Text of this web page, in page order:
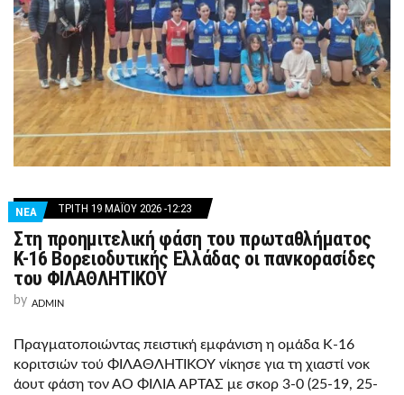
ΝΕΑ ΤΡΊΤΗ 19 ΜΑΪ́ΟΥ 2026 -12:23
Στη προημιτελική φάση του πρωταθλήματος
Κ-16 Βορειοδυτικής Ελλάδας οι πανκορασίδες
του ΦΙΛΑΘΛΗΤΙΚΟΥ
by ADMIN
Πραγματοποιώντας πειστική εμφάνιση η ομάδα Κ-16
κοριτσιών τού ΦΙΛΑΘΛΗΤΙΚΟΥ νίκησε για τη χιαστί νοκ
άουτ φάση τον ΑΟ ΦΙΛΙΑ ΑΡΤΑΣ με σκορ 3-0 (25-19, 25-